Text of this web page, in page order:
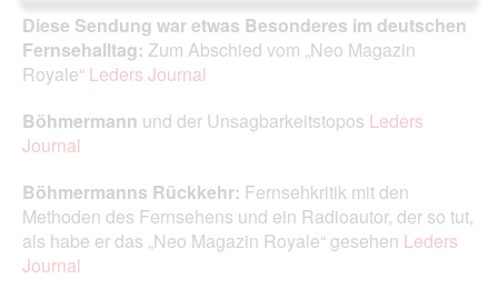
Diese Sendung war etwas Besonderes im deutschen
Fernsehalltag: Zum Abschied vom „Neo Magazin
Royale“ Leders Journal
Böhmermann und der Unsagbarkeitstopos Leders
Journal
Böhmermanns Rückkehr: Fernsehkritik mit den
Methoden des Fernsehens und ein Radioautor, der so tut,
als habe er das „Neo Magazin Royale“ gesehen Leders
Journal